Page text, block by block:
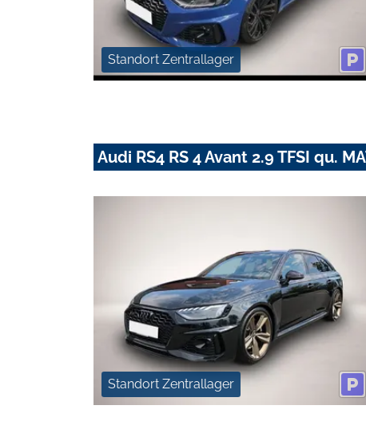
Standort Zentrallager
Audi RS4 RS 4 Avant 2.9 TFSI qu.
Standort Zentrallager